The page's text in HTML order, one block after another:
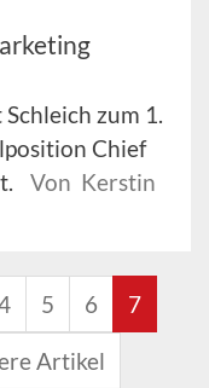
zum 1.
Chief
Von Kerstin
5 6 7
Artikel